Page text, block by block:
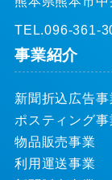
TEL.096-361-
事業紹介
新聞折込広告事
ポスティング事
物品販売事業
利用運送事業